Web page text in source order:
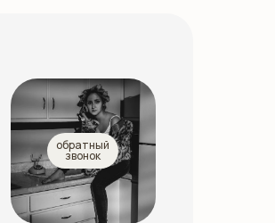
обратный
звонок